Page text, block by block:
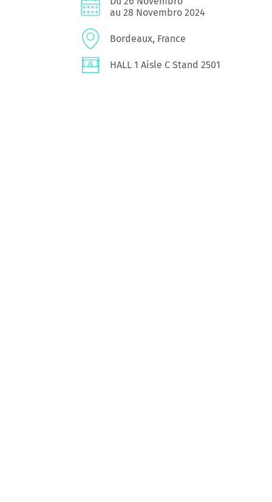
au 28 Novembro 2024
Bordeaux, France
HALL 1 Aisle C Stand 2501